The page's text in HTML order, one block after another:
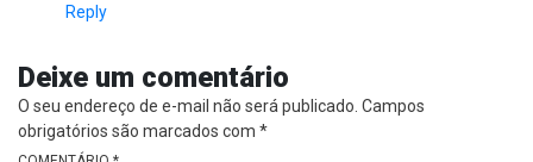
Reply
Deixe um comentário
O seu endereço de e-mail não será publicado. Campos
obrigatórios são marcados com *